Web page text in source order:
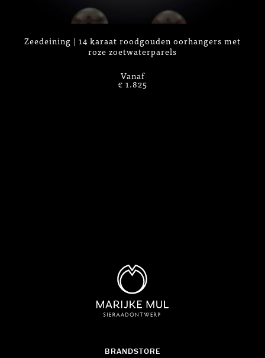
Zeedeining | 14 karaat roodgouden oorhangers met
roze zoetwaterparels
Vanaf
€ 1.825
BRANDSTORE